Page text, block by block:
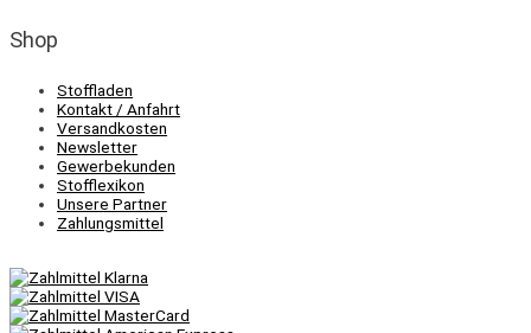
Shop
Stoffladen
Kontakt / Anfahrt
Versandkosten
Newsletter
Gewerbekunden
Stofflexikon
Unsere Partner
Zahlungsmittel